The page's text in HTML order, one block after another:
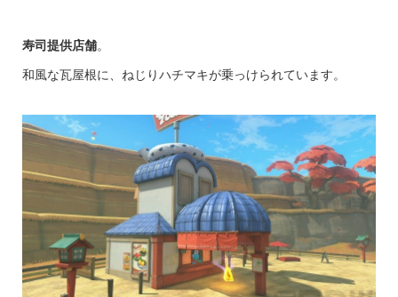
寿司提供店舗。
和風な瓦屋根に、ねじりハチマキが乗っけられています。